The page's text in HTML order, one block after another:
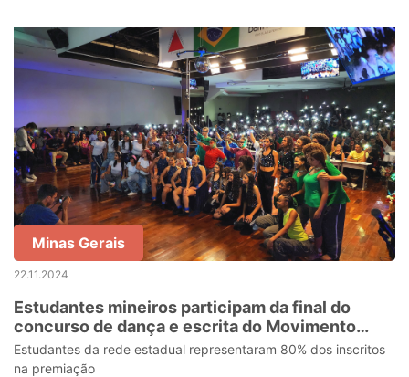
Minas Gerais
22.11.2024
Estudantes mineiros participam da final do
concurso de dança e escrita do Movimento
Ecos
Estudantes da rede estadual representaram 80% dos inscritos
na premiação